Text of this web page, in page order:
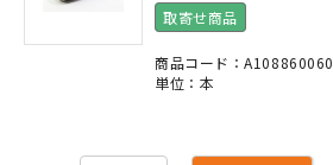
取寄せ商品
商品コード：A108860060
単位：本